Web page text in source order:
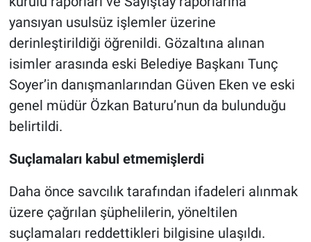
yansıyan usulsüz işlemler üzerine
derinleştirildiği öğrenildi. Gözaltına alınan
isimler arasında eski Belediye Başkanı Tunç
Soyer’in danışmanlarından Güven Eken ve eski
genel müdür Özkan Baturu’nun da bulunduğu
belirtildi.
Suçlamaları kabul etmemişlerdi
Daha önce savcılık tarafından ifadeleri alınmak
üzere çağrılan şüphelilerin, yöneltilen
suçlamaları reddettikleri bilgisine ulaşıldı.